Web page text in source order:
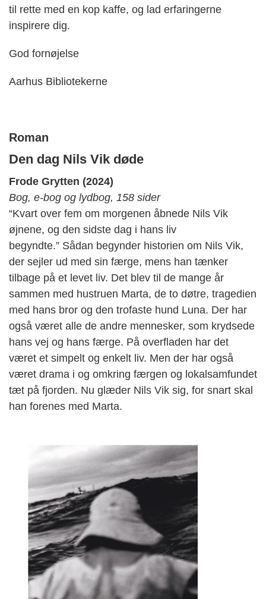
til rette med en kop kaffe, og lad erfaringerne
inspirere dig.
God fornøjelse
Aarhus Bibliotekerne
Roman
Den dag Nils Vik døde
Frode Grytten (2024)
Bog, e-bog og lydbog, 158 sider
“Kvart over fem om morgenen åbnede Nils Vik
øjnene, og den sidste dag i hans liv
begyndte.” Sådan begynder historien om Nils Vik,
der sejler ud med sin færge, mens han tænker
tilbage på et levet liv. Det blev til de mange år
sammen med hustruen Marta, de to døtre, tragedien
med hans bror og den trofaste hund Luna. Der har
også været alle de andre mennesker, som krydsede
hans vej og hans færge. På overfladen har det
været et simpelt og enkelt liv. Men der har også
været drama i og omkring færgen og lokalsamfundet
tæt på fjorden. Nu glæder Nils Vik sig, for snart skal
han forenes med Marta.